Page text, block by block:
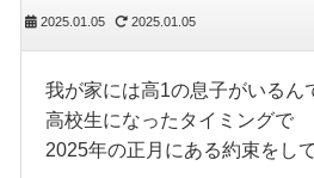
2025.01.05 2025.01.05
我が家には高1の息子がいるん
高校生になったタイミングで
2025年の正月にある約束をし